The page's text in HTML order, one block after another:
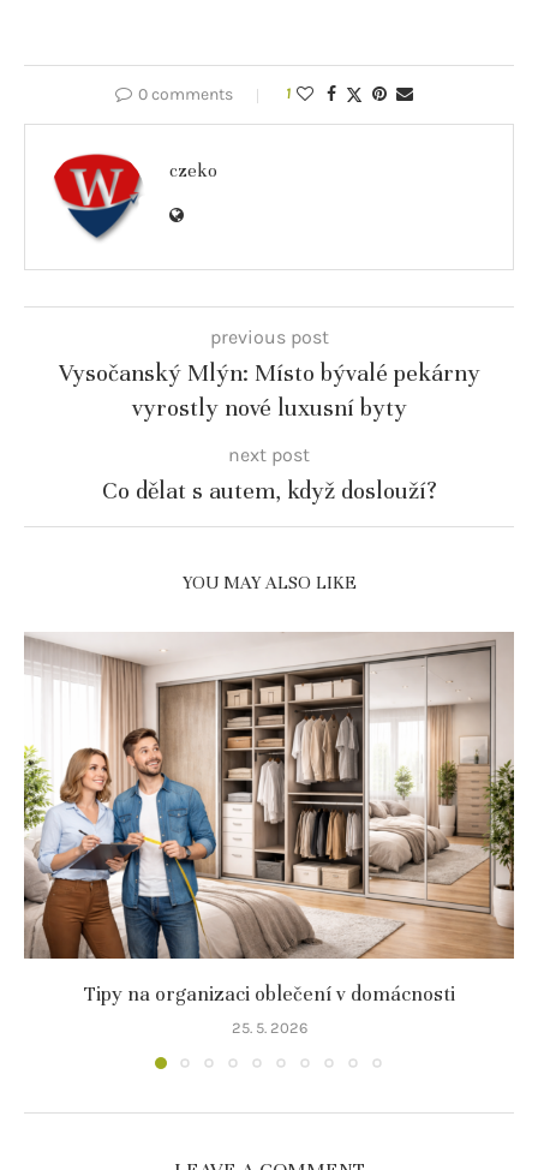
0 comments 1
czeko
previous post
Vysočanský Mlýn: Místo bývalé pekárny
vyrostly nové luxusní byty
next post
Co dělat s autem, když doslouží?
YOU MAY ALSO LIKE
Tipy na organizaci oblečení v domácnosti
25. 5. 2026